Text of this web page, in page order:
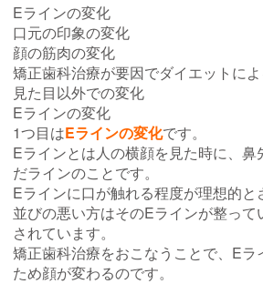
Eラインの変化
口元の印象の変化
顔の筋肉の変化
矯正歯科治療が要因でダイエットに
見た目以外での変化
Eラインの変化
1つ目はEラインの変化です。
Eラインとは人の横顔を見た時に、鼻
だラインのことです。
Eラインに口が触れる程度が理想的と
並びの悪い方はそのEラインが整って
されています。
矯正歯科治療をおこなうことで、Eラ
ため顔が変わるのです。